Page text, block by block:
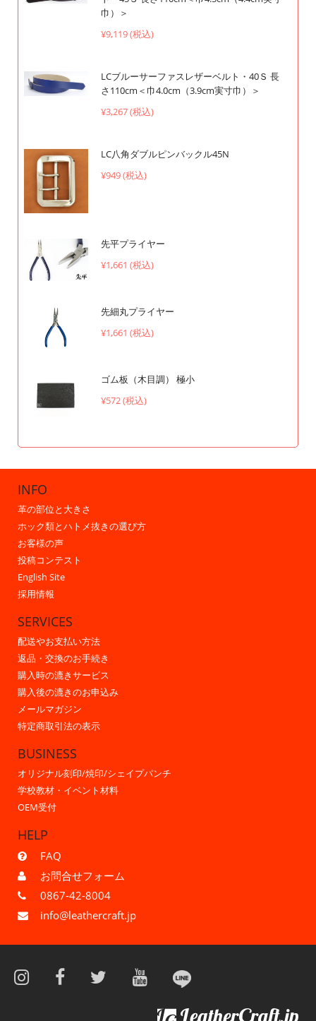
巾）＞
¥9,119 (税込)
LCブルーサーファスレザーベルト・40Ｓ 長
さ110cm＜巾4.0cm（3.9cm実寸巾）＞
¥3,267 (税込)
LC八角ダブルピンバックル45N
¥949 (税込)
先平プライヤー
¥1,661 (税込)
先細丸プライヤー
¥1,661 (税込)
ゴム板（木目調） 極小
¥572 (税込)
INFO
革の部位と大きさ
ホック類とハトメ抜きの選び方
お客様の声
投稿コンテスト
English Site
採用情報
SERVICES
配送やお支払い方法
返品・交換のお手続き
購入時の漉きサービス
購入後の漉きのお申込み
メールマガジン
特定商取引法の表示
BUSINESS
オリジナル刻印/焼印/シェイプパンチ
学校教材・イベント材料
OEM受付
HELP
FAQ
お問合せフォーム
0867-42-8004
info@leathercraft.jp